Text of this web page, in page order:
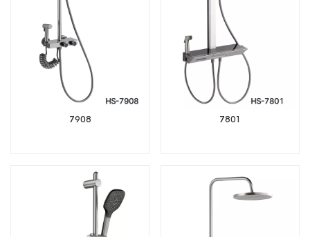
7908 7801